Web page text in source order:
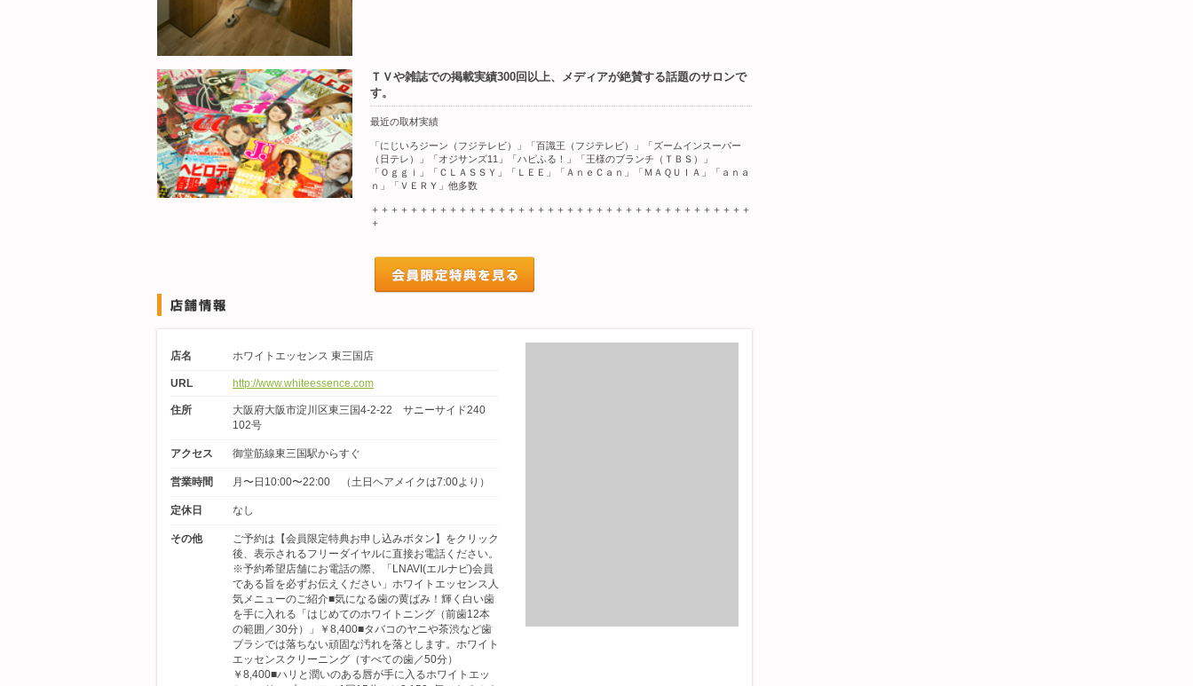
ＴＶや雑誌での掲載実績300回以上、メディアが絶賛する話題のサロンで
す。
最近の取材実績
「にじいろジーン（フジテレビ）」「百識王（フジテレビ）」「ズームインスーパー
（日テレ）」「オジサンズ11」「ハピふる！」「王様のブランチ（ＴＢＳ）」
「Ｏｇｇｉ」「ＣＬＡＳＳＹ」「ＬＥＥ」「ＡｎｅＣａｎ」「ＭＡＱＵＩＡ」「ａｎａ
ｎ」「ＶＥＲＹ」他多数
＋＋＋＋＋＋＋＋＋＋＋＋＋＋＋＋＋＋＋＋＋＋＋＋＋＋＋＋＋＋＋＋＋＋＋＋＋＋＋
＋
店名 ホワイトエッセンス 東三国店
URL http://www.whiteessence.com
住所
大阪府大阪市淀川区東三国4-2-22 サニーサイド240
102号
アクセス 御堂筋線東三国駅からすぐ
営業時間 月〜日10:00〜22:00 （土日ヘアメイクは7:00より）
定休日 なし
その他
ご予約は【会員限定特典お申し込みボタン】をクリック
後、表示されるフリーダイヤルに直接お電話ください。
※予約希望店舗にお電話の際、「LNAVI(エルナビ)会員
である旨を必ずお伝えください」ホワイトエッセンス人
気メニューのご紹介■気になる歯の黄ばみ！輝く白い歯
を手に入れる「はじめてのホワイトニング（前歯12本
の範囲／30分）」￥8,400■タバコのヤニや茶渋など歯
ブラシでは落ちない頑固な汚れを落とします。ホワイト
エッセンスクリーニング（すべての歯／50分）
￥8,400■ハリと潤いのある唇が手に入るホワイトエッ